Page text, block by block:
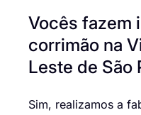
Vocês fazem
corrimão na
Leste de São
Sim, realizamos a